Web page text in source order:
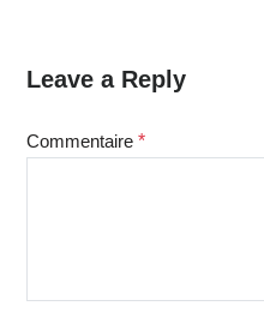
Leave a Reply
Commentaire *